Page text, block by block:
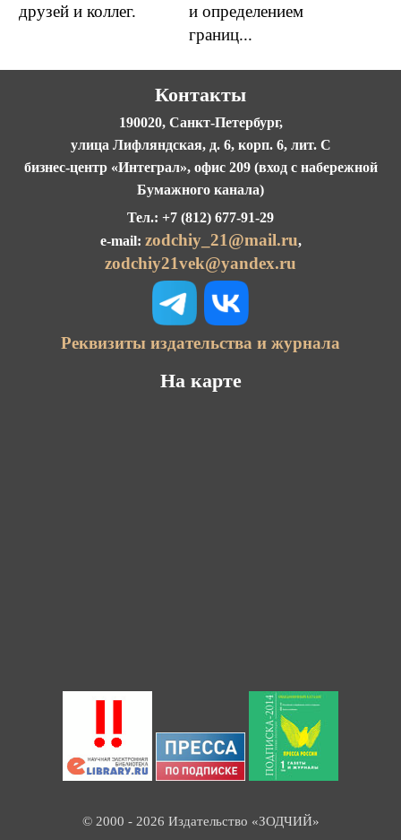
друзей и коллег.
и определением
границ...
Контакты
190020, Санкт-Петербург,
улица Лифляндская, д. 6, корп. 6, лит. С
бизнес-центр «Интеграл», офис 209 (вход с набережной
Бумажного канала)
Тел.: +7 (812) 677-91-29
e-mail: zodchiy_21@mail.ru,
zodchiy21vek@yandex.ru
Реквизиты издательства и журнала
На карте
© 2000 - 2026 Издательство «ЗОДЧИЙ»